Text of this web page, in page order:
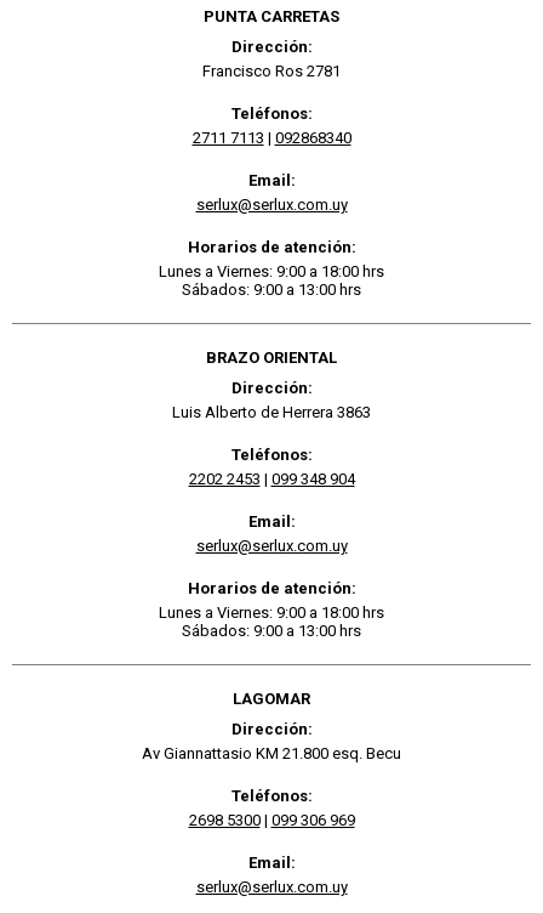
PUNTA CARRETAS
Dirección:
Francisco Ros 2781
Teléfonos:
2711 7113 | 092868340
Email:
serlux@serlux.com.uy
Horarios de atención:
Lunes a Viernes: 9:00 a 18:00 hrs
Sábados: 9:00 a 13:00 hrs
BRAZO ORIENTAL
Dirección:
Luis Alberto de Herrera 3863
Teléfonos:
2202 2453 | 099 348 904
Email:
serlux@serlux.com.uy
Horarios de atención:
Lunes a Viernes: 9:00 a 18:00 hrs
Sábados: 9:00 a 13:00 hrs
LAGOMAR
Dirección:
Av Giannattasio KM 21.800 esq. Becu
Teléfonos:
2698 5300| 099 306 969
Email:
serlux@serlux.com.uy